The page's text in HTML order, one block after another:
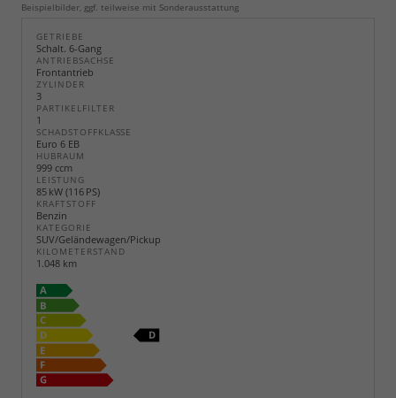
Beispielbilder, ggf. teilweise mit Sonderausstattung
GETRIEBE
Schalt. 6-Gang
ANTRIEBSACHSE
Frontantrieb
ZYLINDER
3
PARTIKELFILTER
1
SCHADSTOFFKLASSE
Euro 6 EB
HUBRAUM
999 ccm
LEISTUNG
85 kW (116 PS)
KRAFTSTOFF
Benzin
KATEGORIE
SUV/Geländewagen/Pickup
KILOMETERSTAND
1.048 km